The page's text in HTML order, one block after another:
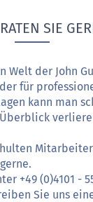
SIE
Welt der John
für
kann man
Mitarbeiter
+49 (0)4101 -
Sie uns